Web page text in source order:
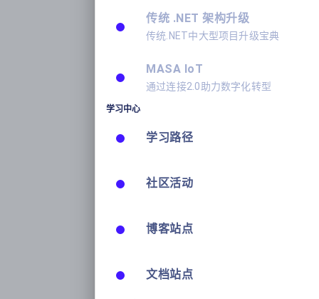
传统 .NET 架构升级
传统.NET中大型项目升级宝典
MASA IoT
通过连接2.0助力数字化转型
学习中心
学习路径
社区活动
博客站点
文档站点